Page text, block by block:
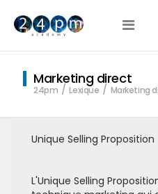
Marketing direct
24pm Lexique Marketing
Unique Selling Proposition
L'Unique Selling